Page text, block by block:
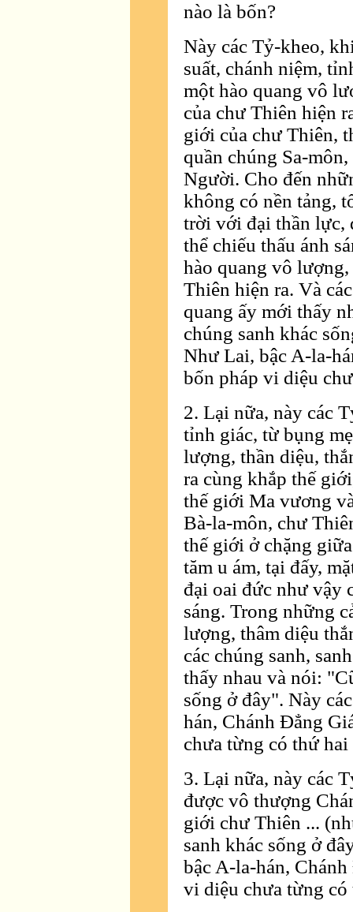
nào là bốn?
Này các Tỷ-kheo,
suất, chánh niệm,
một hào quang vô
của chư Thiên hiện
giới của chư Thiên,
quần chúng Sa-
Người. Cho đến
không có nền tảng,
trời với đại thần lực,
thể chiếu thấu ánh
hào quang vô
Thiên hiện ra. Và
quang ấy mới thấy
chúng sanh khác
Như Lai, bậc A-la-
bốn pháp vi diệu
2. Lại nữa, này các
tỉnh giác, từ bụng
lượng, thần diệu,
ra cùng khắp thế
thế giới Ma vương
Bà-la-môn, chư
thế giới ở chặng
tăm u ám, tại đấy,
đại oai đức như vậy
sáng. Trong những
lượng, thâm diệu
các chúng sanh,
thấy nhau và nói:
sống ở đây". Này
hán, Chánh Ðẳng
chưa từng có thứ
3. Lại nữa, này các
được vô thượng
giới chư Thiên ...
sanh khác sống ở
bậc A-la-hán,
vi diệu chưa từng